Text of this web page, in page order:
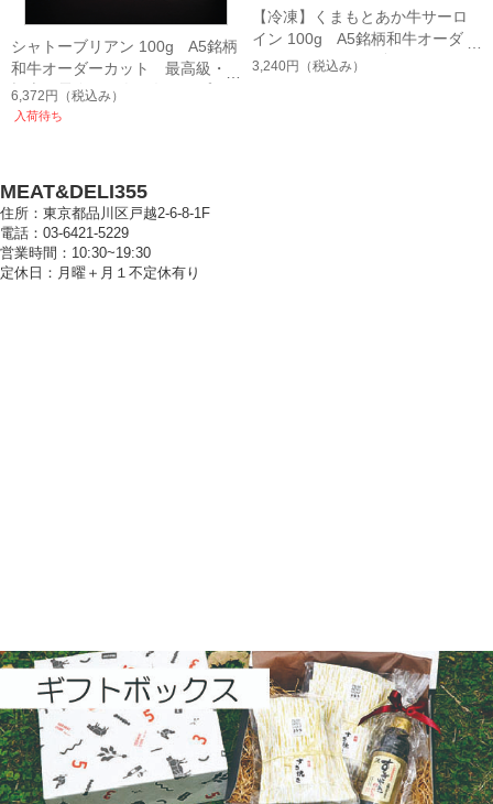
シャトーブリアン 100g A5銘柄
和牛オーダーカット 最高級・
極上・霜降り・肉の女王・プレ
ゼント・贈答用
6,372円 （税込み）
入荷待ち
【冷凍】くまもとあか牛サーロ
イン 100g A5銘柄和牛オーダー
カット オレイン酸・あっさり
3,240円 （税込み）
MEAT&DELI355
住所：東京都品川区戸越2-6-8-1F
電話：03-6421-5229
営業時間：10:30~19:30
定休日：月曜＋月１不定休有り